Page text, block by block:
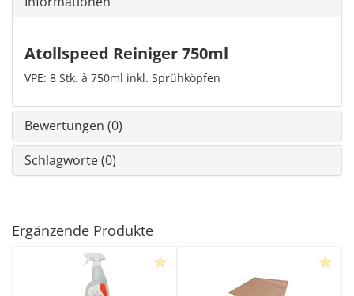
Atollspeed Reiniger 750ml
VPE: 8 Stk. à 750ml inkl. Sprühköpfen
Bewertungen (0)
Schlagworte (0)
Ergänzende Produkte